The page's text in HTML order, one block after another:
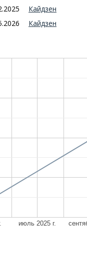
Кайдзен
Кайдзен
июль 2025 г.